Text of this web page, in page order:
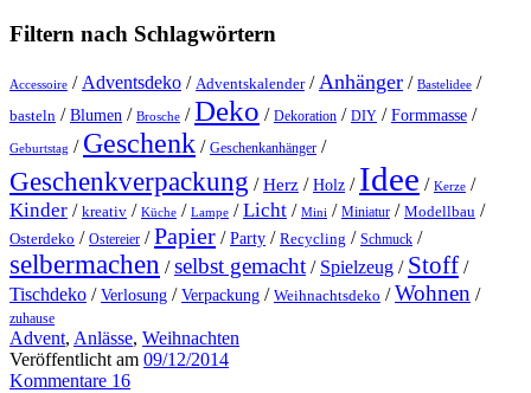
Filtern nach Schlagwörtern
Accessoire / Adventsdeko / Adventskalender/Anhänger / Bastelidee /
basteln /Blumen / Brosche /Deko / Dekoration / DIY /Formmasse /
Geburtstag / Geschenk / Geschenkanhänger /
Geschenkverpackung /Herz /Holz / Idee / Kerze /
Kinder / kreativ / Küche / Lampe /Licht / Mini / Miniatur / Modellbau /
Osterdeko / Ostereier /Papier /Party / Recycling / Schmuck /
selbermachen /selbst gemacht / Spielzeug / Stoff /
Tischdeko /Verlosung /Verpackung / Weihnachtsdeko /Wohnen /
zuhause
Advent, Anlässe, Weihnachten
Veröffentlicht am 09/12/2014
Kommentare 16